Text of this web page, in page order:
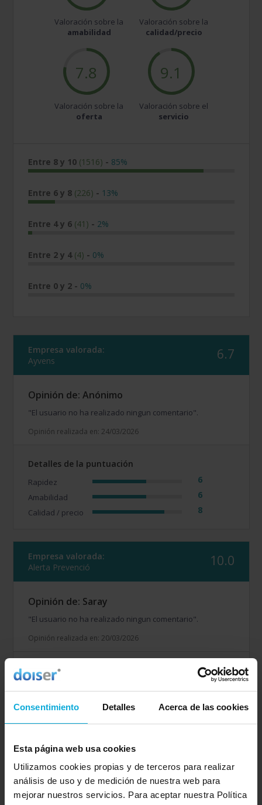
Consentimiento Detalles Acerca de las cookies
Esta página web usa cookies
Utilizamos cookies propias y de terceros para realizar
análisis de uso y de medición de nuestra web para
mejorar nuestros servicios. Para aceptar nuestra Política
Valoración sobre la
amabilidad
Valoración sobre la
calidad/precio
7.8
Valoración sobre la
oferta
9.1
Valoración sobre el
servicio
Entre 8 y 10 (1516) - 85%
Entre 6 y 8 (226) - 13%
Entre 4 y 6 (41) - 2%
Entre 2 y 4 (4) - 0%
Entre 0 y 2 - 0%
Empresa valorada:
Ayvens
6.7
Opinión de: Anónimo
"El usuario no ha realizado ningun comentario".
Opinión realizada en: 24/03/2026
Detalles de la puntuación
Rapidez 6
Amabilidad 6
Calidad / precio 8
Empresa valorada:
Alerta Prevenció
10.0
Opinión de: Saray
"El usuario no ha realizado ningun comentario".
Opinión realizada en: 20/03/2026
Detalles de la puntuación
Rapidez
Amabilidad 10
Empresa valorada:
OZONIA Consultores
10.0